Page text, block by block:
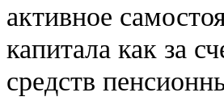
активное
капитала как за
средств